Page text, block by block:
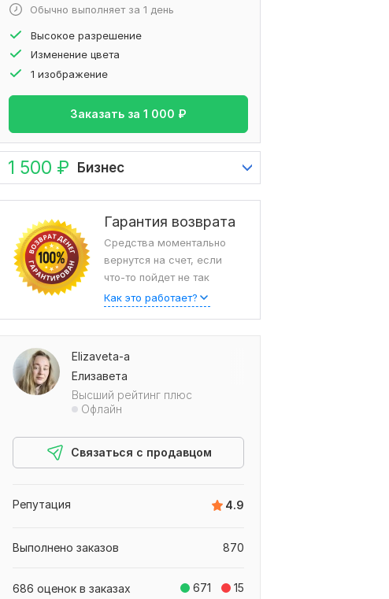
"Повторное обращение , быстро и хорошо"
Отзыв от ktimofeev,
Обычно выполняет за 1 день
Высокое разрешение
Изменение цвета
1 изображение
Заказать за 1 000 ₽
1 500 ₽ Бизнес
Гарантия возврата
Средства моментально
вернутся на счет, если
что-то пойдет не так
Как это работает?
Elizaveta-a
Елизавета
Высший рейтинг плюс
Офлайн
Связаться с продавцом
4.9
Репутация
870
Выполнено заказов
671 15
686 оценок в заказах